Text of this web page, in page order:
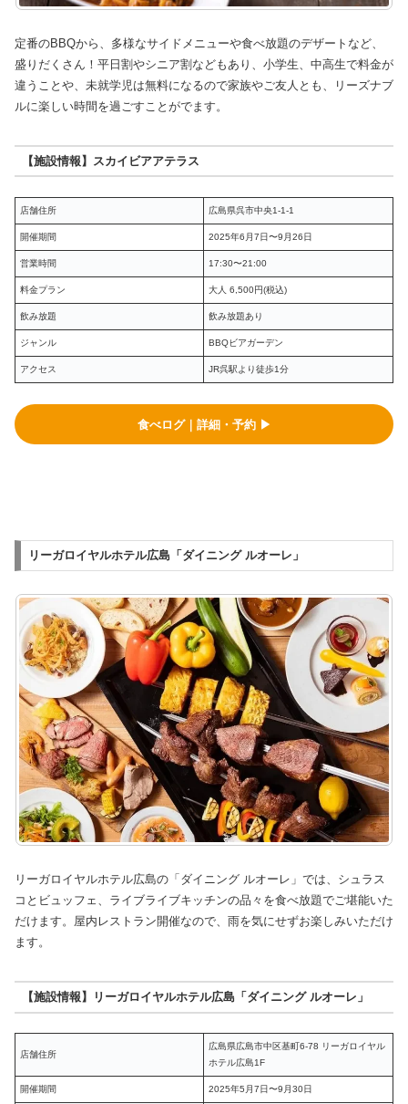
定番のBBQから、多様なサイドメニューや食べ放題のデザートなど、
盛りだくさん！平日割やシニア割などもあり、小学生、中高生で料金が
違うことや、未就学児は無料になるので家族やご友人とも、リーズナブ
ルに楽しい時間を過ごすことがでます。
【施設情報】スカイビアアテラス
店舗住所 広島県呉市中央1-1-1
開催期間 2025年6月7日〜9月26日
営業時間 17:30〜21:00
料金プラン 大人 6,500円(税込)
飲み放題 飲み放題あり
ジャンル BBQビアガーデン
アクセス JR呉駅より徒歩1分
食べログ｜詳細・予約 ▶︎
リーガロイヤルホテル広島「ダイニング ルオーレ」
リーガロイヤルホテル広島の「ダイニング ルオーレ」では、シュラス
コとビュッフェ、ライブライブキッチンの品々を食べ放題でご堪能いた
だけます。屋内レストラン開催なので、雨を気にせずお楽しみいただけ
ます。
【施設情報】リーガロイヤルホテル広島「ダイニング ルオーレ」
店舗住所
広島県広島市中区基町6-78 リーガロイヤル
ホテル広島1F
開催期間 2025年5月7日〜9月30日